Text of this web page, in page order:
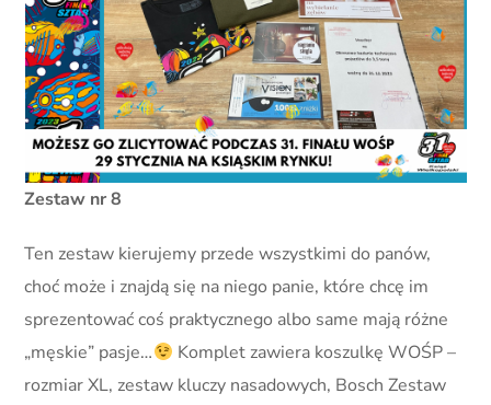
Zestaw nr 8
Ten zestaw kierujemy przede wszystkimi do panów,
choć może i znajdą się na niego panie, które chcę im
sprezentować coś praktycznego albo same mają różne
„męskie” pasje…
Komplet zawiera koszulkę WOŚP –
rozmiar XL, zestaw kluczy nasadowych, Bosch Zestaw